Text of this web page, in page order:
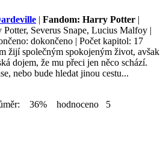
| Fandom: Harry Potter |
Severus Snape, Lucius Malfoy |
dokončeno | Počet kapitol: 17
žijí společným spokojeným život, avšak
dojem, že mu přeci jen něco schází.
nebo bude hledat jinou cestu...
36% hodnoceno 5